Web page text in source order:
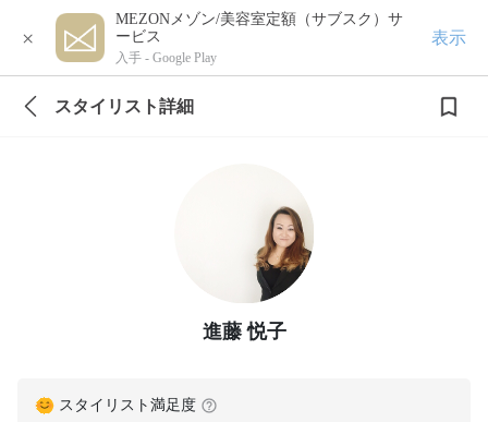
×
MEZONメゾン/美容室定額（サブスク）サ
ービス
入手 - Google Play
表示
スタイリスト詳細
進藤 悦子
スタイリスト満足度